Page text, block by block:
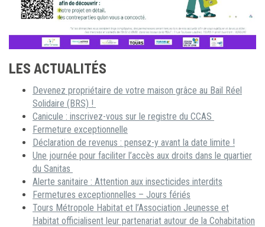
LES ACTUALITÉS
Devenez propriétaire de votre maison grâce au Bail Réel
Solidaire (BRS) !
Canicule : inscrivez-vous sur le registre du CCAS
Fermeture exceptionnelle
Déclaration de revenus : pensez-y avant la date limite !
Une journée pour faciliter l’accès aux droits dans le quartier
du Sanitas
Alerte sanitaire : Attention aux insecticides interdits
Fermetures exceptionnelles – Jours fériés
Tours Métropole Habitat et l’Association Jeunesse et
Habitat officialisent leur partenariat autour de la Cohabitation